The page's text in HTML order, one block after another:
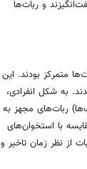
و ربات‌ها
متمرکز بودند. این
به شکل انفرادی،
ربات‌های مجهز به
با استخوان‌های
از نظر زمان تاخیر و